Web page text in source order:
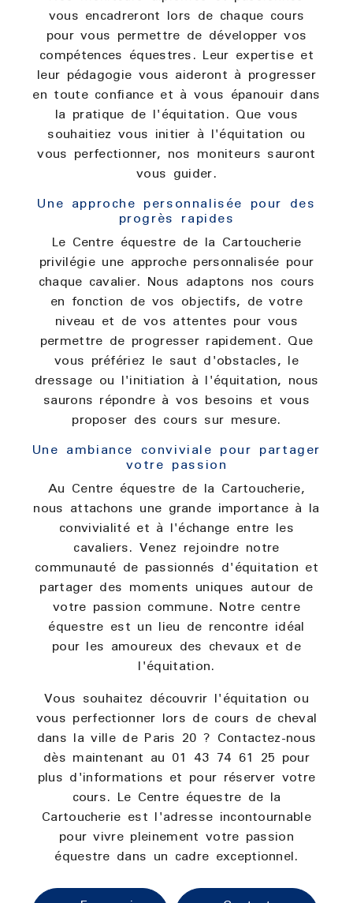
vous encadreront lors de chaque cours
pour vous permettre de développer vos
compétences équestres. Leur expertise et
leur pédagogie vous aideront à progresser
en toute confiance et à vous épanouir dans
la pratique de l'équitation. Que vous
souhaitiez vous initier à l'équitation ou
vous perfectionner, nos moniteurs sauront
vous guider.
Une approche personnalisée pour des
progrès rapides
Le Centre équestre de la Cartoucherie
privilégie une approche personnalisée pour
chaque cavalier. Nous adaptons nos cours
en fonction de vos objectifs, de votre
niveau et de vos attentes pour vous
permettre de progresser rapidement. Que
vous préfériez le saut d'obstacles, le
dressage ou l'initiation à l'équitation, nous
saurons répondre à vos besoins et vous
proposer des cours sur mesure.
Une ambiance conviviale pour partager
votre passion
Au Centre équestre de la Cartoucherie,
nous attachons une grande importance à la
convivialité et à l'échange entre les
cavaliers. Venez rejoindre notre
communauté de passionnés d'équitation et
partager des moments uniques autour de
votre passion commune. Notre centre
équestre est un lieu de rencontre idéal
pour les amoureux des chevaux et de
l'équitation.
Vous souhaitez découvrir l'équitation ou
vous perfectionner lors de cours de cheval
dans la ville de Paris 20 ? Contactez-nous
dès maintenant au 01 43 74 61 25 pour
plus d'informations et pour réserver votre
cours. Le Centre équestre de la
Cartoucherie est l'adresse incontournable
pour vivre pleinement votre passion
équestre dans un cadre exceptionnel.